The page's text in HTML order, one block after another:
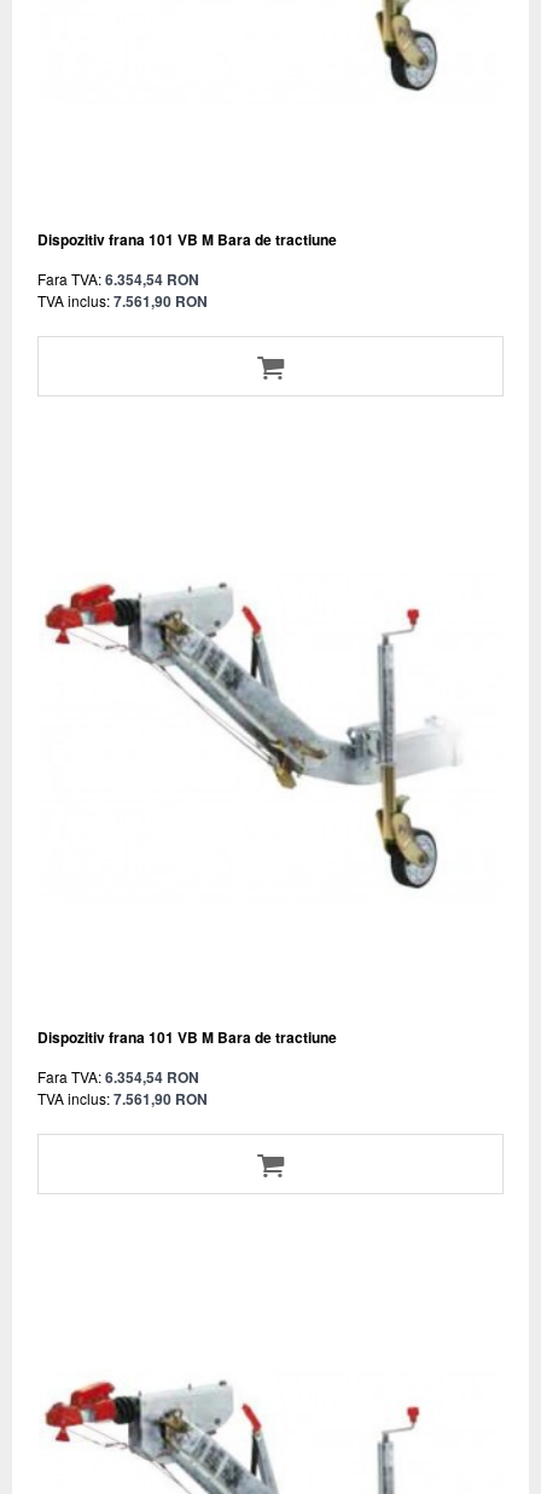
Dispozitiv frana 101 VB M Bara de tractiune
Fara TVA:6.354,54 RON
TVA inclus:7.561,90 RON
Dispozitiv frana 101 VB M Bara de tractiune
Fara TVA:6.354,54 RON
TVA inclus:7.561,90 RON